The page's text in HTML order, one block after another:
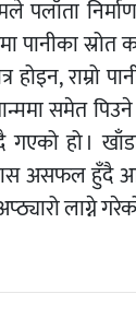
पानीका
राम्रो
समेत
हो ।
असफल
लाग्ने